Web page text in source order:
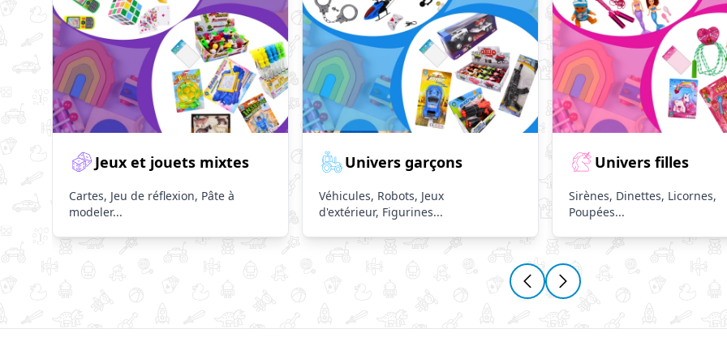
Jeux et jouets mixtes
Cartes, Jeu de réflexion, Pâte à
modeler...
Univers garçons
Véhicules, Robots, Jeux
d'extérieur, Figurines...
Univers filles
Sirènes, Dinettes, Licornes,
Poupées...